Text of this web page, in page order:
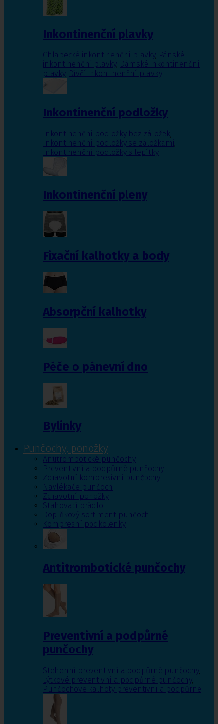
Inkontinenční plavky
Chlapecké inkontinenční plavky, Pánské
inkontinenční plavky, Dámské inkontinenční
plavky, Dívčí inkontinenční plavky
Inkontinenční podložky
Inkontinenční podložky bez záložek,
Inkontinenční podložky se záložkami,
Inkontinenční podložky s lepítky
Inkontinenční pleny
Fixační kalhotky a body
Absorpční kalhotky
Péče o pánevní dno
Bylinky
Punčochy, ponožky
Antitrombotické punčochy
Preventivní a podpůrné punčochy
Zdravotní kompresivní punčochy
Navlékače punčoch
Zdravotní ponožky
Stahovací prádlo
Doplňkový sortiment punčoch
Kompresní podkolenky
Antitrombotické punčochy
Preventivní a podpůrné
punčochy
Stehenní preventivní a podpůrné punčochy,
Lýtkové preventivní a podpůrné punčochy,
Punčochové kalhoty preventivní a podpůrné